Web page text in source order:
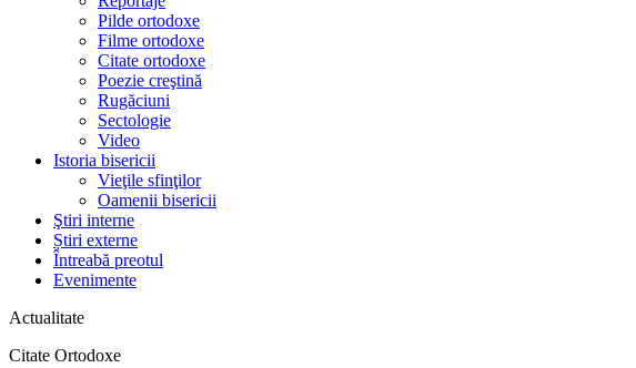
Pilde ortodoxe
Filme ortodoxe
Citate ortodoxe
Poezie creştină
Rugăciuni
Sectologie
Video
Istoria bisericii
Vieţile sfinţilor
Oamenii bisericii
Ştiri interne
Știri externe
Întreabă preotul
Evenimente
Actualitate
Citate Ortodoxe